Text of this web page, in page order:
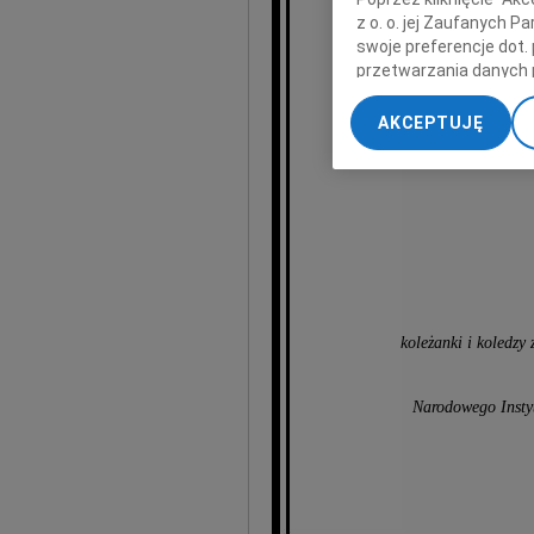
koleżanki i koledzy
Narodowego
z o. o. jej Zaufanych
swoje preferencje dot.
przetwarzania danych
„Ustawienia
My, nasi Zaufani
dokładnych danych
Przechowywanie
treści, badnie
AKCEPTUJĘ